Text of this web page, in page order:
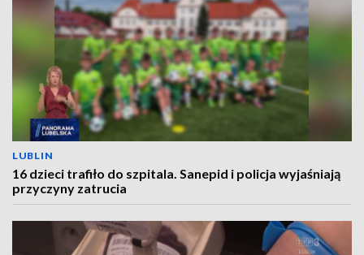
LUBLIN
16 dzieci trafiło do szpitala. Sanepid i policja wyjaśniają
przyczyny zatrucia